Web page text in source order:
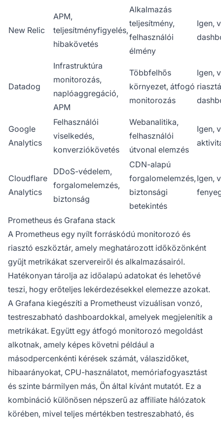
New Relic
APM,
teljesítményfigyelés,
hibakövetés
Alkalmazás
teljesítmény,
felhasználói
élmény
Igen,
Datadog
Infrastruktúra
monitorozás,
naplóaggregáció,
APM
Többfelhős
környezet, átfogó
monitorozás
Igen,
Google
Analytics
Felhasználói
viselkedés,
konverziókövetés
Webanalitika,
felhasználói
útvonal elemzés
Igen,
Cloudflare
Analytics
DDoS-védelem,
forgalomelemzés,
biztonság
CDN-alapú
forgalomelemzés,
biztonsági
betekintés
Igen,
Prometheus és Grafana stack
A Prometheus egy nyílt forráskódú monitorozó és
riasztó eszköztár, amely meghatározott időközönként
gyűjt metrikákat szervereiről és alkalmazásairól.
Hatékonyan tárolja az időalapú adatokat és lehetővé
teszi, hogy erőteljes lekérdezésekkel elemezze azokat.
A Grafana kiegészíti a Prometheust vizuálisan vonzó,
testreszabható dashboardokkal, amelyek megjelenítik a
metrikákat. Együtt egy átfogó monitorozó megoldást
alkotnak, amely képes követni például a
másodpercenkénti kérések számát, válaszidőket,
hibaarányokat, CPU-használatot, memóriafogyasztást
és szinte bármilyen más, Ön által kívánt mutatót. Ez a
kombináció különösen népszerű az affiliate hálózatok
körében, mivel teljes mértékben testreszabható, és